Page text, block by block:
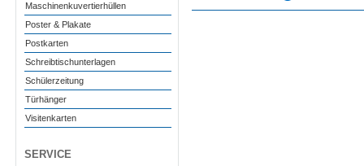
Maschinenkuvertierhüllen
Poster & Plakate
Postkarten
Schreibtischunterlagen
Schülerzeitung
Türhänger
Visitenkarten
SERVICE